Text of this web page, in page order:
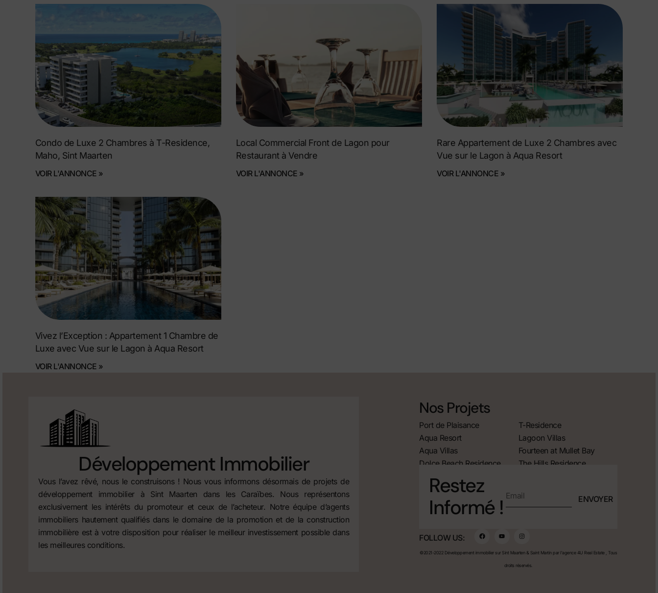
Condo de Luxe 2 Chambres à T-Residence,
Maho, Sint Maarten
VOIR L'ANNONCE »
Local Commercial Front de Lagon pour
Restaurant à Vendre
VOIR L'ANNONCE »
Rare Appartement de Luxe 2 Chambres avec
Vue sur le Lagon à Aqua Resort
VOIR L'ANNONCE »
Vivez l’Exception : Appartement 1 Chambre de
Luxe avec Vue sur le Lagon à Aqua Resort
VOIR L'ANNONCE »
Développement Immobilier
Vous l’avez rêvé, nous le construisons ! Nous vous informons désormais de projets de
développement immobilier à Sint Maarten dans les Caraïbes. Nous représentons
exclusivement les intérêts du promoteur et ceux de l’acheteur. Notre équipe d’agents
immobiliers hautement qualifiés dans le domaine de la promotion et de la construction
immobilière est à votre disposition pour réaliser le meilleur investissement possible dans
les meilleures conditions.
Nos Projets
Port de Plaisance
Aqua Resort
Aqua Villas
Dolce Beach Residence
T-Residence
Lagoon Villas
Fourteen at Mullet Bay
The Hills Residence
Restez
Informé !
ENVOYER
FOLLOW US:
©2021-2022 Développement immobilier sur Sint Maarten & Saint Martin par l'agence 4U Real Estate , Tous
droits réservés.